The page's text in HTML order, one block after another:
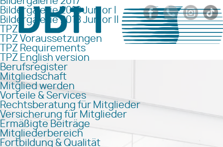
Bildergalerie 2018 Junior I
Bildergalerie 2018 Junior II
TPZ
TPZ Voraussetzungen
TPZ Requirements
TPZ English version
Berufsregister
Mitgliedschaft
Mitglied werden
Vorteile & Services
Rechtsberatung für Mitglieder
Versicherung für Mitglieder
Ermäßigte Beiträge
Mitgliederbereich
Fortbildung & Qualität